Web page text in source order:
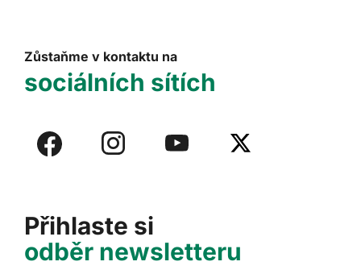
Přihlaste si
odběr newsletteru
Zůstaňme v kontaktu na
sociálních sítích